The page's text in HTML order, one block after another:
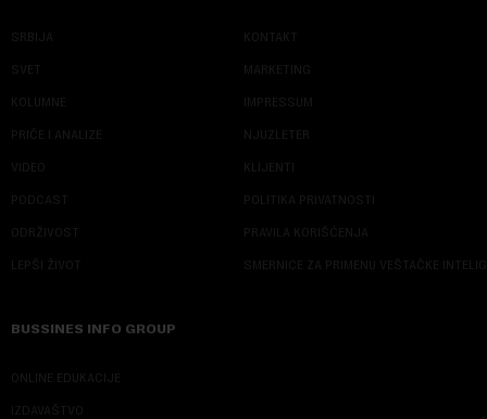
SRBIJA
SVET
KOLUMNE
PRIČE I ANALIZE
VIDEO
PODCAST
ODRŽIVOST
LEPŠI ŽIVOT
KONTAKT
MARKETING
IMPRESSUM
NJUZLETER
KLIJENTI
POLITIKA PRIVATNOSTI
PRAVILA KORIŠĆENJA
SMERNICE ZA PRIMENU VEŠTAČKE
BUSSINES INFO GROUP
ONLINE EDUKACIJE
IZDAVAŠTVO